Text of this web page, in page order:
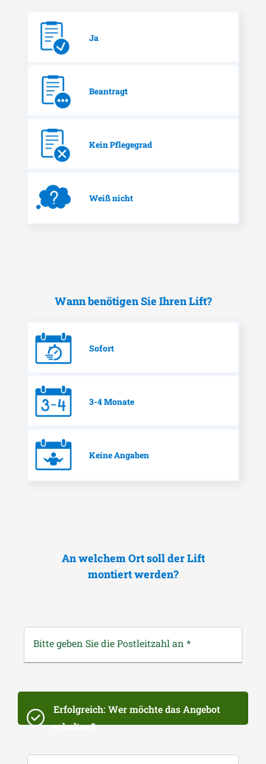
Ja
Beantragt
Kein Pflegegrad
Weiß nicht
Wann benötigen Sie Ihren Lift?
Sofort
3-4 Monate
Keine Angaben
An welchem Ort soll der Lift
montiert werden?
Bitte geben Sie die Postleitzahl an *
Erfolgreich: Wer möchte das Angebot
erhalten?